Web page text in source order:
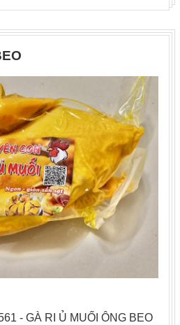
- GÀ RI Ủ MUỐI ÔNG BEO